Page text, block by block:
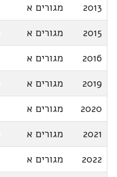
2013
מגורים א
2015
מגורים א
2016
מגורים א
2019
מגורים א
2020
מגורים א
2021
מגורים א
2022
מגורים א